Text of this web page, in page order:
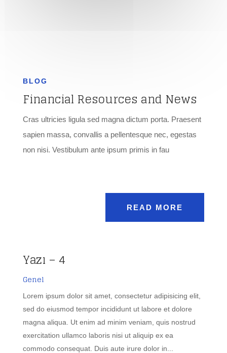
BLOG
Financial Resources and News
Cras ultricies ligula sed magna dictum porta. Praesent
sapien massa, convallis a pellentesque nec, egestas
non nisi. Vestibulum ante ipsum primis in fau
READ MORE
Yazı – 4
Genel
Lorem ipsum dolor sit amet, consectetur adipisicing elit,
sed do eiusmod tempor incididunt ut labore et dolore
magna aliqua. Ut enim ad minim veniam, quis nostrud
exercitation ullamco laboris nisi ut aliquip ex ea
commodo consequat. Duis aute irure dolor in...